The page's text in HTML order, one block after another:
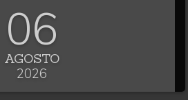
06
AGOSTO
2026